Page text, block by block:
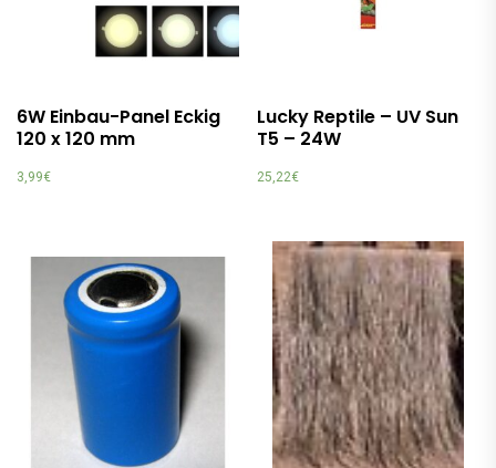
6W Einbau-Panel Eckig
120 x 120 mm
3,99€
Lucky Reptile – UV Sun
T5 – 24W
25,22€